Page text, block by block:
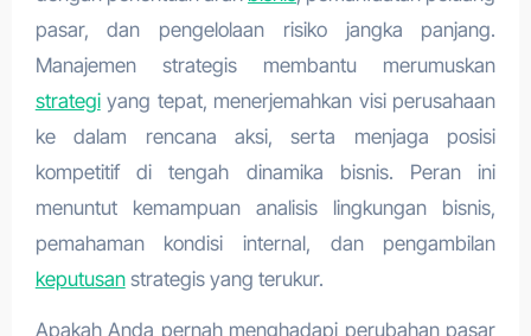
pasar, dan pengelolaan risiko jangka panjang.
Manajemen strategis membantu merumuskan
strategiyang tepat, menerjemahkan visi perusahaan
ke dalam rencana aksi, serta menjaga posisi
kompetitif di tengah dinamika bisnis. Peran ini
menuntut kemampuan analisis lingkungan bisnis,
pemahaman kondisi internal, dan pengambilan
keputusanstrategis yang terukur.
Apakah Anda pernah menghadapi perubahan pasar